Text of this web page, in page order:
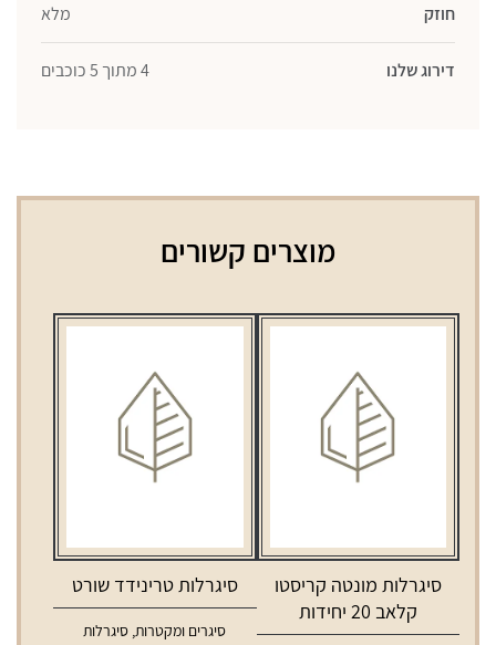
חוזק מלא
דירוג שלנו 4 מתוך 5 כוכבים
מוצרים קשורים
סיגרלות מונטה קריסטו
קלאב 20 יחידות
סיגרלות טרינידד שורט
סיגרים ומקטרות, סיגרלות